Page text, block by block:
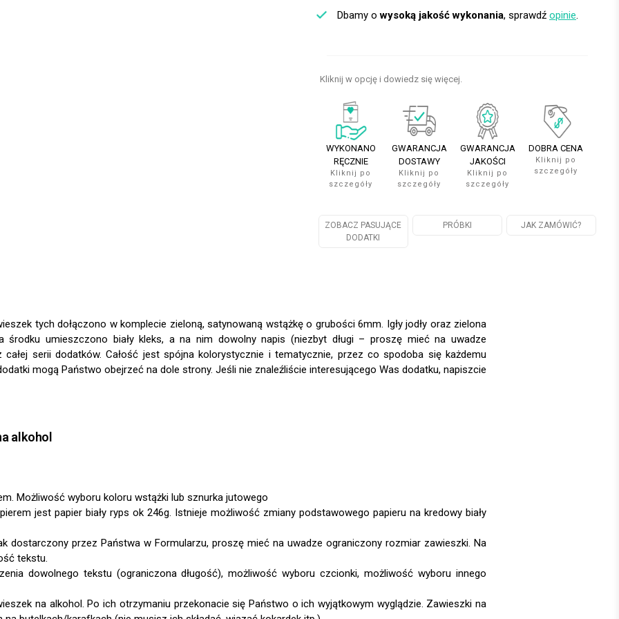
Dbamy owysoką jakość wykonania, sprawdź opinie.
Kliknij w opcję i dowiedz się więcej.
WYKONANO
RĘCZNIE
Kliknij po
szczegóły
GWARANCJA
DOSTAWY
Kliknij po
szczegóły
GWARANCJA
JAKOŚCI
Kliknij po
szczegóły
DOBRA CENA
Kliknij po
szczegóły
ZOBACZ PASUJĄCE
DODATKI
PRÓBKI JAK ZAMÓWIĆ?
tych dołączono w komplecie zieloną, satynowaną wstążkę o grubości 6mm. Igły jodły oraz zielona
środku umieszczono biały kleks, a na nim dowolny napis (niezbyt długi – proszę mieć na uwadze
serii dodatków. Całość jest spójna kolorystycznie i tematycznie, przez co spodoba się każdemu
mogą Państwo obejrzeć na dole strony. Jeśli nie znaleźliście interesującego Was dodatku, napiszcie
alkohol
dostarczony przez Państwa w Formularzu, proszę mieć na uwadze ograniczony rozmiar zawieszki. Na
tekstu.